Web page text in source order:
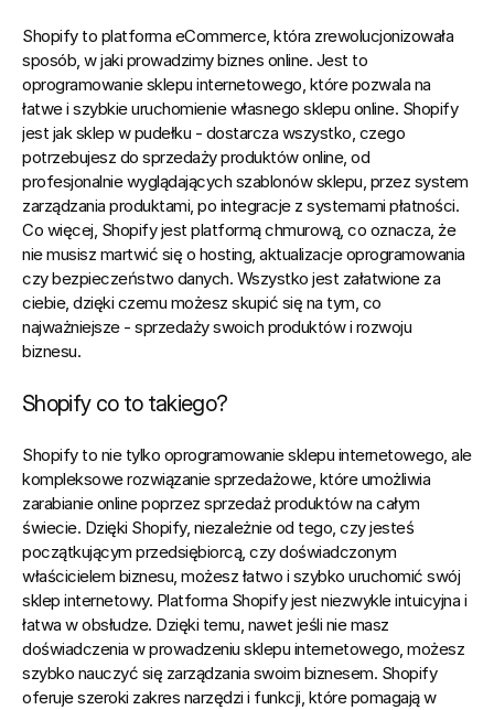
Shopify to platforma eCommerce, która zrewolucjonizowała
sposób, w jaki prowadzimy biznes online. Jest to
oprogramowanie sklepu internetowego, które pozwala na
łatwe i szybkie uruchomienie własnego sklepu online. Shopify
jest jak sklep w pudełku - dostarcza wszystko, czego
potrzebujesz do sprzedaży produktów online, od
profesjonalnie wyglądających szablonów sklepu, przez system
zarządzania produktami, po integracje z systemami płatności.
Co więcej, Shopify jest platformą chmurową, co oznacza, że
nie musisz martwić się o hosting, aktualizacje oprogramowania
czy bezpieczeństwo danych. Wszystko jest załatwione za
ciebie, dzięki czemu możesz skupić się na tym, co
najważniejsze - sprzedaży swoich produktów i rozwoju
biznesu.
Shopify co to takiego?
Shopify to nie tylko oprogramowanie sklepu internetowego, ale
kompleksowe rozwiązanie sprzedażowe, które umożliwia
zarabianie online poprzez sprzedaż produktów na całym
świecie. Dzięki Shopify, niezależnie od tego, czy jesteś
początkującym przedsiębiorcą, czy doświadczonym
właścicielem biznesu, możesz łatwo i szybko uruchomić swój
sklep internetowy. Platforma Shopify jest niezwykle intuicyjna i
łatwa w obsłudze. Dzięki temu, nawet jeśli nie masz
doświadczenia w prowadzeniu sklepu internetowego, możesz
szybko nauczyć się zarządzania swoim biznesem. Shopify
oferuje szeroki zakres narzędzi i funkcji, które pomagają w